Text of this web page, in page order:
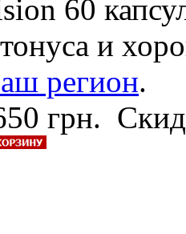
60
и
регион.
грн.